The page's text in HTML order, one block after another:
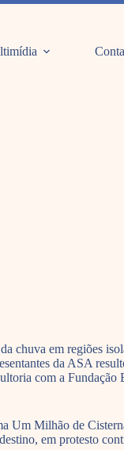
chuva em regiões
da ASA
com a
Um Milhão de
em protesto